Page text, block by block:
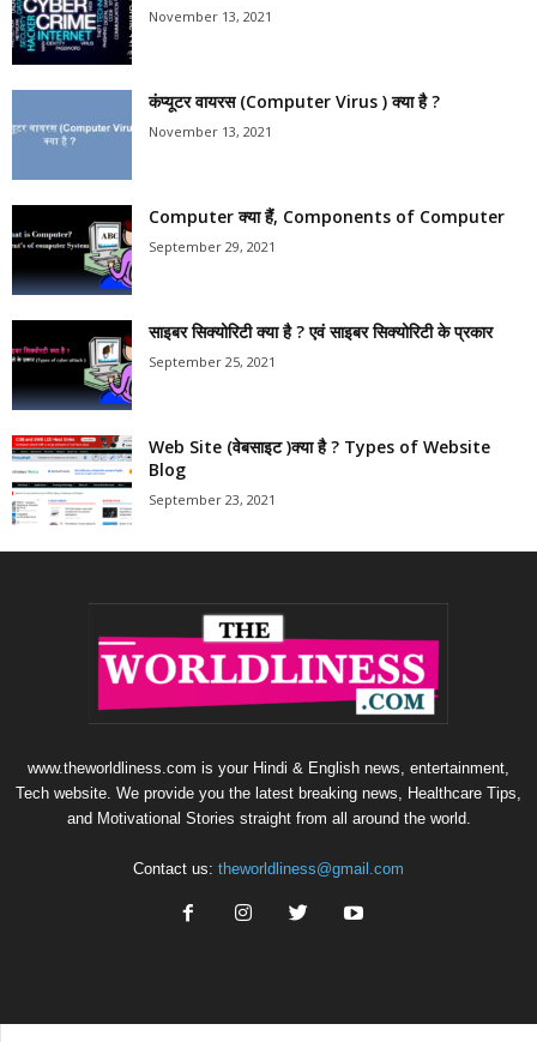
November 13, 2021
कंप्यूटर वायरस (Computer Virus ) क्या है ?
November 13, 2021
Computer क्या हैं, Components of Computer
September 29, 2021
साइबर सिक्योरिटी क्या है ? एवं साइबर सिक्योरिटी के प्रकार
September 25, 2021
Web Site (वेबसाइट )क्या है ? Types of Website
Blog
September 23, 2021
www.theworldliness.com is your Hindi & English news, entertainment,
Tech website. We provide you the latest breaking news, Healthcare Tips,
and Motivational Stories straight from all around the world.
Contact us: theworldliness@gmail.com